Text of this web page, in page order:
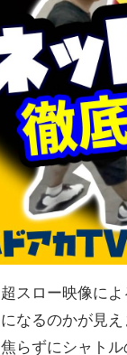
超スロー映像に
になるのかが見え
焦らずにシャトル